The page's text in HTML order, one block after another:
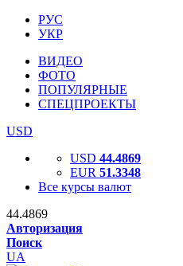
РУС
УКР
ВИДЕО
ФОТО
ПОПУЛЯРНЫЕ
СПЕЦПРОЕКТЫ
USD
USD 44.4869
EUR 51.3348
Все курсы валют
44.4869
Авторизация
Поиск
UA